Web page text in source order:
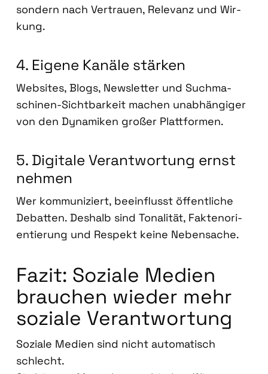
son­dern nach Ver­trau­en, Rele­vanz und Wir­
kung.
4. Eige­ne Kanä­le stär­ken
Web­sites, Blogs, News­let­ter und Such­ma­
schi­nen-Sicht­bar­keit machen unab­hän­gi­ger
von den Dyna­mi­ken gro­ßer Platt­for­men.
5. Digi­ta­le Ver­ant­wor­tung ernst
neh­men
Wer kom­mu­ni­ziert, beein­flusst öffent­li­che
Debat­ten. Des­halb sind Tona­li­tät, Fak­ten­ori­
en­tie­rung und Respekt kei­ne Neben­sa­che.
Fazit: Sozia­le Medi­en
brau­chen wie­der mehr
sozia­le Ver­ant­wor­tung
Sozia­le Medi­en sind nicht auto­ma­tisch
schlecht.